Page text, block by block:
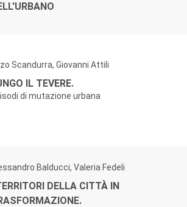
Scandurra, Giovanni Attili
IL TEVERE.
di mutazione urbana
Balducci, Valeria Fedeli
DELLA CITTÀ IN